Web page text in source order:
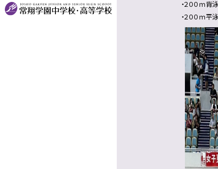
・２００ｍ
・２００ｍ